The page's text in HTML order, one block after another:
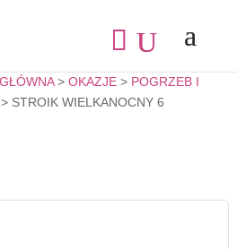
GŁÓWNA> OKAZJE> POGRZEB I
> STROIK WIELKANOCNY 6